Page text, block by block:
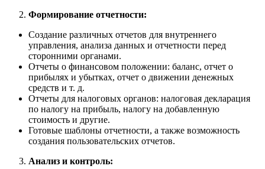
Формирование отчетности:
Создание различных отчетов для внутреннего
управления, анализа данных и отчетности перед
сторонними органами.
Отчеты о финансовом положении: баланс, отчет о
прибылях и убытках, отчет о движении денежных
средств и т. д.
Отчеты для налоговых органов: налоговая декларация
по налогу на прибыль, налогу на добавленную
стоимость и другие.
Готовые шаблоны отчетности, а также возможность
создания пользовательских отчетов.
Анализ и контроль: